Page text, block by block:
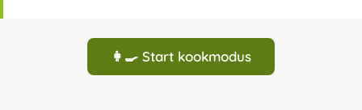
👩‍🍳 Start kookmodus